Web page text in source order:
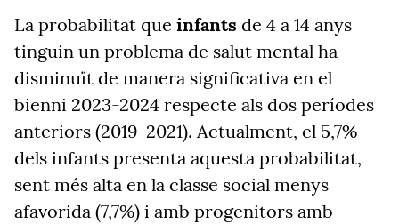
La probabilitat que infants de 4 a 14 anys
tinguin un problema de salut mental ha
disminuït de manera significativa en el
bienni 2023-2024 respecte als dos períodes
anteriors (2019-2021). Actualment, el 5,7%
dels infants presenta aquesta probabilitat,
sent més alta en la classe social menys
afavorida (7,7%) i amb progenitors amb